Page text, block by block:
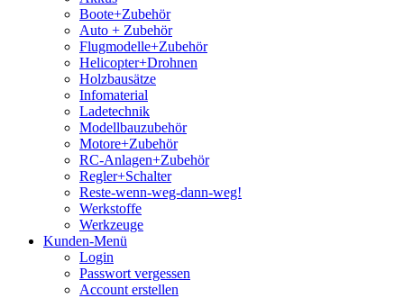
Boote+Zubehör
Auto + Zubehör
Flugmodelle+Zubehör
Helicopter+Drohnen
Holzbausätze
Infomaterial
Ladetechnik
Modellbauzubehör
Motore+Zubehör
RC-Anlagen+Zubehör
Regler+Schalter
Reste-wenn-weg-dann-weg!
Werkstoffe
Werkzeuge
Kunden-Menü
Login
Passwort vergessen
Account erstellen